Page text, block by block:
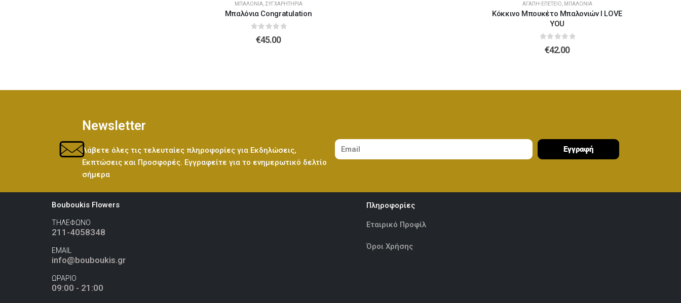
Ελεφαντάκι Ροζ 50εκ(€70.00)
Λούτρινο Καφέ ή Λευκό 60-70εκ
Λούτρινο Γίγας 100-140εκ(€180.00)
ΜΠΑΛΌΝΙΑ, ΣΥΓΧΑΡΗΤΉΡΙΑ
Μπαλόνια Congratulation
out of 5
€45.00
ΑΓΆΠΗ-ΕΠΈΤΕΙΟ ΜΠΑΛΌΝΙΑ
Κόκκινο Μπουκέτο Μπαλονιών I LOVE
YOU
out of 5
€42.00
Newsletter
Λάβετε όλες τις τελευταίες πληροφορίες για Εκδηλώσεις,
Εκπτώσεις και Προσφορές. Εγγραφείτε για το ενημερωτικό δελτίο
σήμερα
Εγγραφή
Bouboukis Flowers
ΤΗΛΕΦΩΝΟ
211-4058348
EMAIL
info@bouboukis.gr
ΩΡΑΡΙΟ
09:00 - 21:00
Πληροφορίες
Εταιρικό Προφίλ
Όροι Χρήσης